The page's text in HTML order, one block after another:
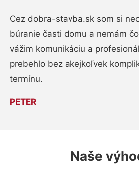
Cez dobra-stavba.sk som si
búranie časti domu a nemám
vážim komunikáciu a
prebehlo bez akejkoľvek
termínu.
PETER
Naše